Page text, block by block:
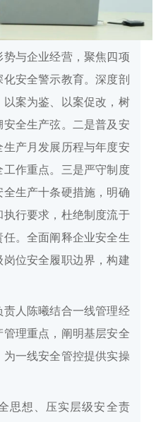
与企业经营，聚焦四项
安全警示教育。深度剖
案为鉴、以案促改，树
全生产弦。二是普及安
产月发展历程与年度安
作重点。三是严守制度
生产十条硬措施，明确
行要求，杜绝制度流于
。全面阐释企业安全生
位安全履职边界，构建
人陈曦结合一线管理经
理重点，阐明基层安全
一线安全管控提供实操
思想、压实层级安全责